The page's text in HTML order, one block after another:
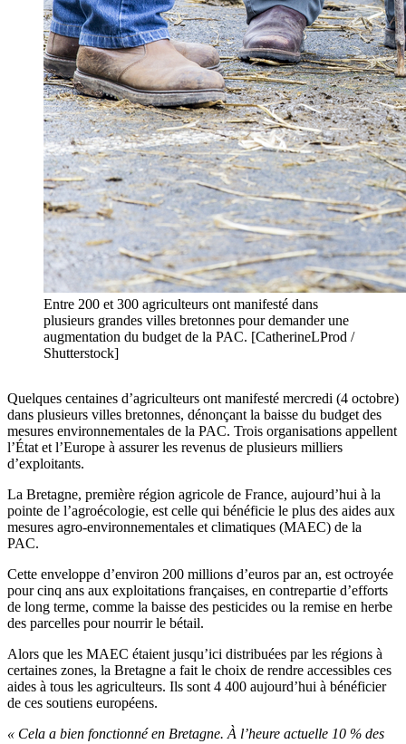
Entre 200 et 300 agriculteurs ont manifesté dans
plusieurs grandes villes bretonnes pour demander une
augmentation du budget de la PAC. [CatherineLProd /
Shutterstock]
Quelques centaines d’agriculteurs ont manifesté mercredi (4 octobre)
dans plusieurs villes bretonnes, dénonçant la baisse du budget des
mesures environnementales de la PAC. Trois organisations appellent
l’État et l’Europe à assurer les revenus de plusieurs milliers
d’exploitants.
La Bretagne, première région agricole de France, aujourd’hui à la
pointe de l’agroécologie, est celle qui bénéficie le plus des aides aux
mesures agro-environnementales et climatiques (MAEC) de la
PAC.
Cette enveloppe d’environ 200 millions d’euros par an, est octroyée
pour cinq ans aux exploitations françaises, en contrepartie d’efforts
de long terme, comme la baisse des pesticides ou la remise en herbe
des parcelles pour nourrir le bétail.
Alors que les MAEC étaient jusqu’ici distribuées par les régions à
certaines zones, la Bretagne a fait le choix de rendre accessibles ces
aides à tous les agriculteurs. Ils sont 4 400 aujourd’hui à bénéficier
de ces soutiens européens.
« Cela a bien fonctionné en Bretagne. À l’heure actuelle 10 % des